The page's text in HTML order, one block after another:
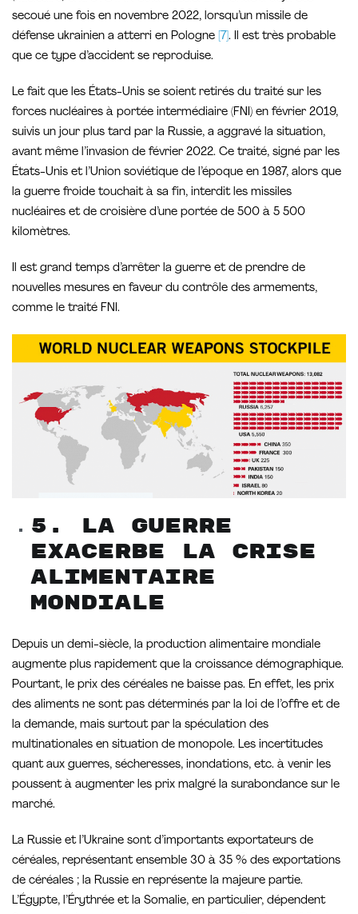
secoué une fois en novembre 2022, lorsqu’un missile de
défense ukrainien a atterri en Pologne [7] . Il est très probable
que ce type d’accident se reproduise.
Le fait que les États-Unis se soient retirés du traité sur les
forces nucléaires à portée intermédiaire (FNI) en février 2019,
suivis un jour plus tard par la Russie, a aggravé la situation,
avant même l’invasion de février 2022. Ce traité, signé par les
États-Unis et l’Union soviétique de l’époque en 1987, alors que
la guerre froide touchait à sa fin, interdit les missiles
nucléaires et de croisière d’une portée de 500 à 5 500
kilomètres.
Il est grand temps d’arrêter la guerre et de prendre de
nouvelles mesures en faveur du contrôle des armements,
comme le traité FNI.
5. La guerre
exacerbe la crise
alimentaire
mondiale
Depuis un demi-siècle, la production alimentaire mondiale
augmente plus rapidement que la croissance démographique.
Pourtant, le prix des céréales ne baisse pas. En effet, les prix
des aliments ne sont pas déterminés par la loi de l’offre et de
la demande, mais surtout par la spéculation des
multinationales en situation de monopole. Les incertitudes
quant aux guerres, sécheresses, inondations, etc. à venir les
poussent à augmenter les prix malgré la surabondance sur le
marché.
La Russie et l’Ukraine sont d’importants exportateurs de
céréales, représentant ensemble 30 à 35 % des exportations
de céréales ; la Russie en représente la majeure partie.
L’Égypte, l’Érythrée et la Somalie, en particulier, dépendent